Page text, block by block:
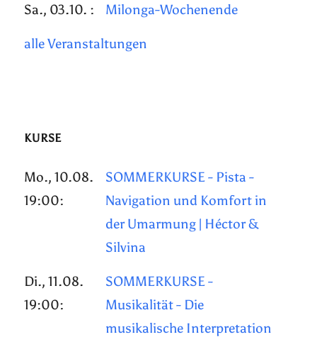
Sa., 03.10. : Milonga-Wochenende
alle Veranstaltungen
KURSE
Mo., 10.08.
19:00:
SOMMERKURSE - Pista -
Navigation und Komfort in
der Umarmung | Héctor &
Silvina
Di., 11.08.
19:00:
SOMMERKURSE -
Musikalität - Die
musikalische Interpretation